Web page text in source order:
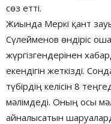
сөз етті.
Жиында Меркі қант
Сүлейменов өндіріс
жүргізгендерінен
екендігін жеткізді.
түбірдің келісін 8
мәлімдеді. Оның осы
айналысатын